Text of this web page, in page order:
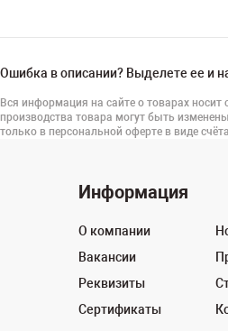
Ошибка в описании? Выделете ее и
Вся информация на сайте о товарах
производства товара могут быть
только в персональной оферте в виде
Информация
О компании
Вакансии
Реквизиты
Сертификаты